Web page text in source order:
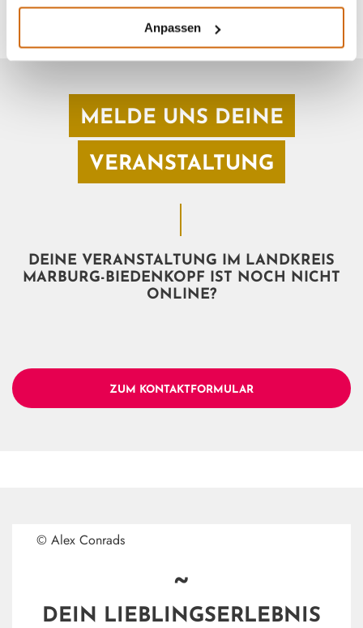
Anpassen
MELDE UNS DEINE
VERANSTALTUNG
DEINE VERANSTALTUNG IM LANDKREIS
MARBURG-BIEDENKOPF IST NOCH NICHT
ONLINE?
ZUM KONTAKTFORMULAR
© Alex Conrads
~
DEIN LIEBLINGSERLEBNIS